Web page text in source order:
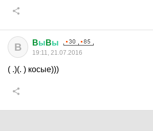
B Bы Bы
19:11, 21.07.2016
( .)(. ) косые)))